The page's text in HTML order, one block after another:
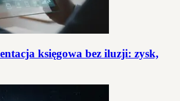
księgowa bez iluzji: zysk,